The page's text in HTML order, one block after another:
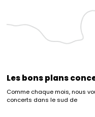
Les bons plans
Comme chaque mois, nous
concerts dans le sud de